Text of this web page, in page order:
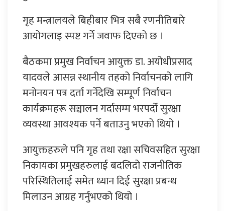
गृह मन्त्रालयले बिहीबार भित्र सबै रणनीतिबारे
आयोगलाइ स्पष्ट गर्ने जवाफ दिएको छ ।
बैठकमा प्रमुख निर्वाचन आयुक्त डा. अयोधीप्रसाद
यादवले आसन्न स्थानीय तहको निर्वाचनको लागि
मनोनयन पत्र दर्ता गर्नेदेखि सम्पूर्ण निर्वाचन
कार्यक्रमहरू सञ्चालन गर्दासम्म भरपर्दो सुरक्षा
व्यवस्था आवश्यक पर्ने बताउनु भएको थियो ।
आयुक्तहरुले पनि गृह तथा रक्षा सचिवसहित सुरक्षा
निकायका प्रमुखहरुलाई बदलिदो राजनीतिक
परिस्थितिलाई समेत ध्यान दिई सुरक्षा प्रबन्ध
मिलाउन आग्रह गर्नुभएको थियो ।